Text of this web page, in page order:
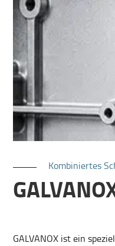
Kombiniertes
GALVANOX ist ein